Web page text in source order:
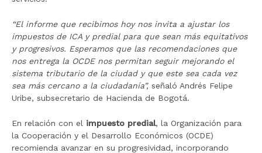
“El informe que recibimos hoy nos invita a ajustar los
impuestos de ICA y predial para que sean más equitativos
y progresivos. Esperamos que las recomendaciones que
nos entrega la OCDE nos permitan seguir mejorando el
sistema tributario de la ciudad y que este sea cada vez
sea más cercano a la ciudadanía”, señaló Andrés Felipe
Uribe, subsecretario de Hacienda de Bogotá.
En relación con el impuesto predial, la Organización para
la Cooperación y el Desarrollo Económicos (OCDE)
recomienda avanzar en su progresividad, incorporando